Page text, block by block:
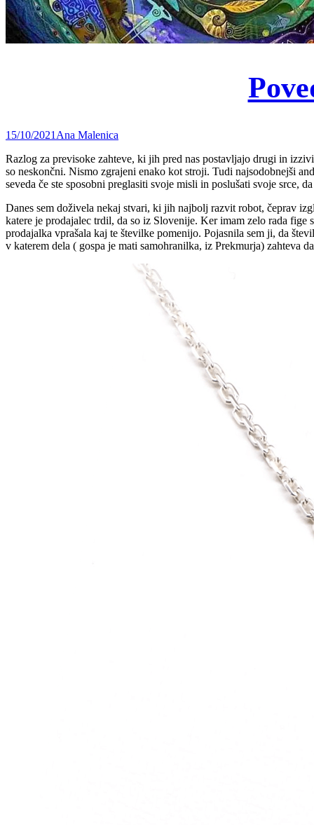
15/10/2021 Ana Malenica
Razlog za previsoke zahteve, ki jih pred nas postavljajo drugi in
so neskončni. Nismo zgrajeni enako kot stroji. Tudi najsodobnejši
seveda če ste sposobni preglasiti svoje misli in poslušati svoje srce,
Danes sem doživela nekaj stvari, ki jih najbolj razvit robot, čeprav
katere je prodajalec trdil, da so iz Slovenije. Ker imam zelo rada
prodajalka vprašala kaj te številke pomenijo. Pojasnila sem ji, da
v katerem dela ( gospa je mati samohranilka, iz Prekmurja) zahteva